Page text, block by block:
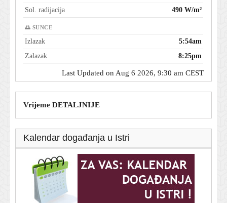
Sol. radijacija
490 W/m²
🌅 SUNCE
Izlazak
5:54am
Zalazak
8:25pm
Last Updated on Aug 6 2026, 9:30 am CEST
Vrijeme DETALJNIJE
Kalendar događanja u Istri